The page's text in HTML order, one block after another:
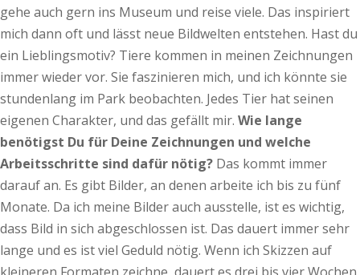
gehe auch gern ins Museum und reise viele. Das inspiriert
mich dann oft und lässt neue Bildwelten entstehen. Hast du
ein Lieblingsmotiv? Tiere kommen in meinen Zeichnungen
immer wieder vor. Sie faszinieren mich, und ich könnte sie
stundenlang im Park beobachten. Jedes Tier hat seinen
eigenen Charakter, und das gefällt mir. Wie lange
benötigst Du für Deine Zeichnungen und welche
Arbeitsschritte sind dafür nötig? Das kommt immer
darauf an. Es gibt Bilder, an denen arbeite ich bis zu fünf
Monate. Da ich meine Bilder auch ausstelle, ist es wichtig,
dass Bild in sich abgeschlossen ist. Das dauert immer sehr
lange und es ist viel Geduld nötig. Wenn ich Skizzen auf